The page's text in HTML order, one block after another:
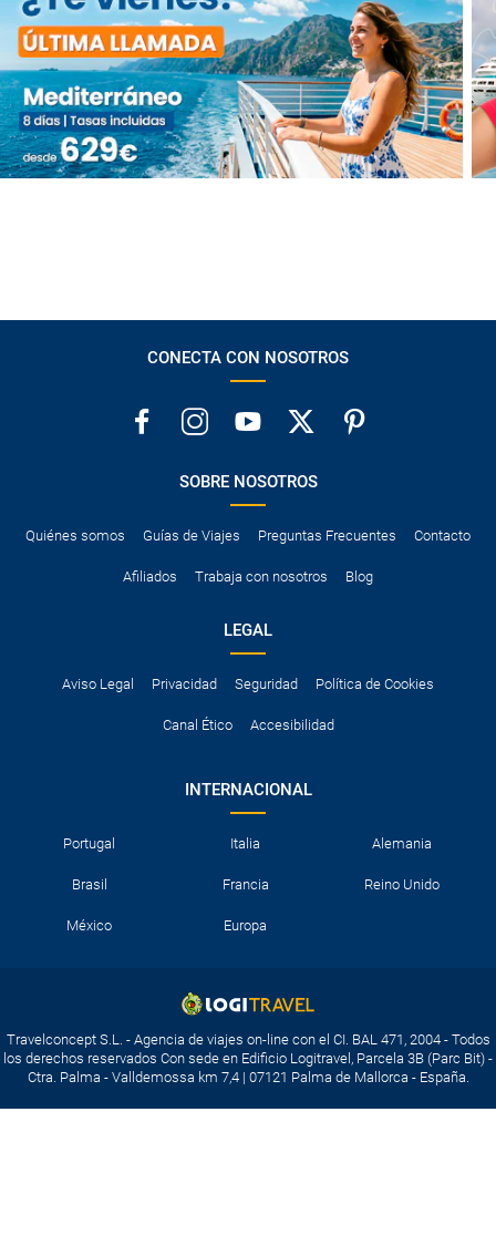
CONECTA CON NOSOTROS
SOBRE NOSOTROS
Quiénes somos Guías de Viajes Preguntas Frecuentes Contacto
Afiliados Trabaja con nosotros Blog
LEGAL
Aviso Legal Privacidad Seguridad Política de Cookies
Canal Ético Accesibilidad
INTERNACIONAL
Portugal Italia Alemania
Brasil Francia Reino Unido
México Europa
Travelconcept S.L. - Agencia de viajes on-line con el CI. BAL 471, 2004 - Todos
los derechos reservados Con sede en Edificio Logitravel, Parcela 3B (Parc Bit) -
Ctra. Palma - Valldemossa km 7,4 | 07121 Palma de Mallorca - España.